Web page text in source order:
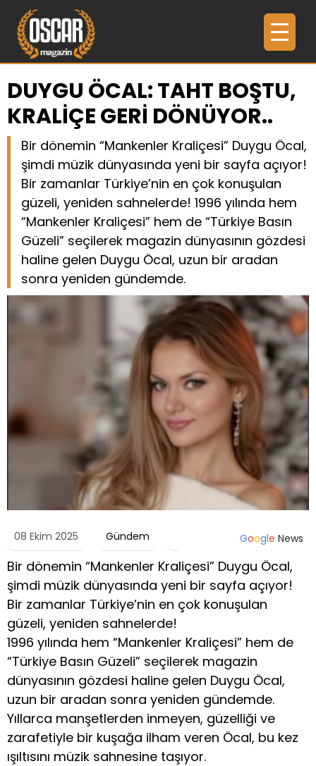
DUYGU ÖCAL: TAHT BOŞTU,
KRALİÇE GERİ DÖNÜYOR..
Bir dönemin “Mankenler Kraliçesi” Duygu Öcal,
şimdi müzik dünyasında yeni bir sayfa açıyor!
Bir zamanlar Türkiye’nin en çok konuşulan
güzeli, yeniden sahnelerde! 1996 yılında hem
“Mankenler Kraliçesi” hem de “Türkiye Basın
Güzeli” seçilerek magazin dünyasının gözdesi
haline gelen Duygu Öcal, uzun bir aradan
sonra yeniden gündemde.
08 Ekim 2025 Gündem Google News
Bir dönemin “Mankenler Kraliçesi” Duygu Öcal,
şimdi müzik dünyasında yeni bir sayfa açıyor!
Bir zamanlar Türkiye’nin en çok konuşulan
güzeli, yeniden sahnelerde!
1996 yılında hem “Mankenler Kraliçesi” hem de
“Türkiye Basın Güzeli” seçilerek magazin
dünyasının gözdesi haline gelen Duygu Öcal,
uzun bir aradan sonra yeniden gündemde.
Yıllarca manşetlerden inmeyen, güzelliği ve
zarafetiyle bir kuşağa ilham veren Öcal, bu kez
ışıltısını müzik sahnesine taşıyor.